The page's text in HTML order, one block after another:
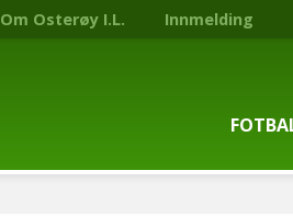
Om Osterøy I.L. Innmelding